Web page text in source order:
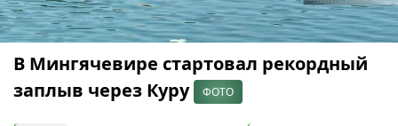
В Мингячевире стартовал рекордный
заплыв через Куру
ФОТО